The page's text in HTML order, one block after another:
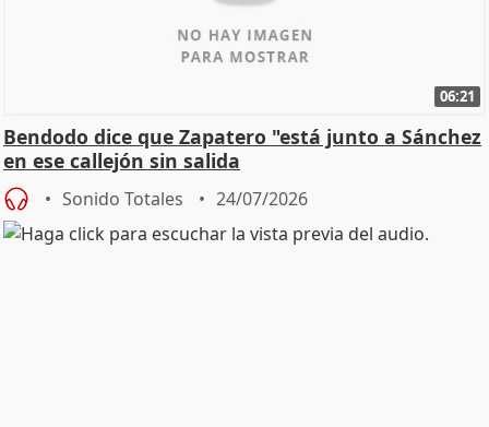
06:21
Bendodo dice que Zapatero "está junto a Sánchez
en ese callejón sin salida
Sonido Totales 24/07/2026